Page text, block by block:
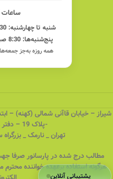
ساعات
شنبه تا چهارشنبه: 8:30 صبح الی 8 شب
پنج‌شنبه‌ها: 8:30 صبح الی 2 بعدازظهر
همه روزه به‌جز
شیراز – خیابان قاآنی شمالی (کهنه) –
-پلاک 19 – دفتر مرکزی پارسانور
تهران _ نارمک _ بزرگراه
مطالب درج شده در پارسانور صرفا
هرگونه استفاده برعهده خواننده
پشتیبانی آنلاین